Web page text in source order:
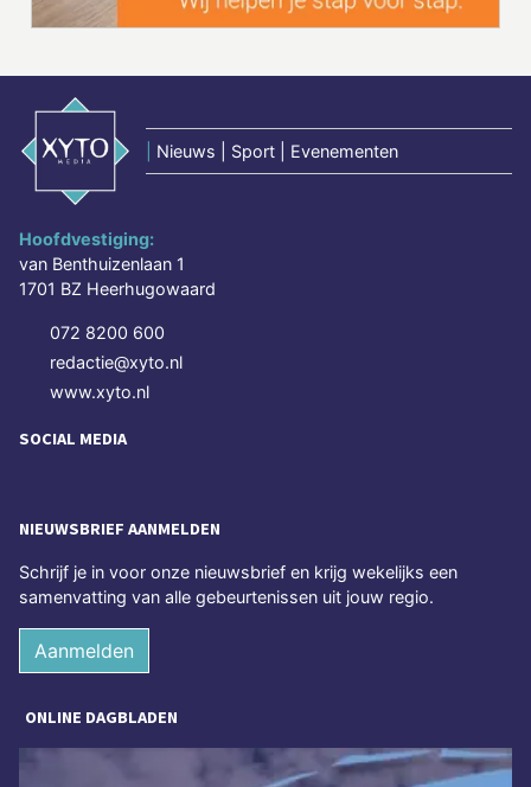
Nieuws | Sport | Evenementen
Hoofdvestiging:
van Benthuizenlaan 1
1701 BZ Heerhugowaard
072 8200 600
redactie@xyto.nl
www.xyto.nl
SOCIAL MEDIA
NIEUWSBRIEF AANMELDEN
Schrijf je in voor onze nieuwsbrief en krijg wekelijks een
samenvatting van alle gebeurtenissen uit jouw regio.
Aanmelden
ONLINE DAGBLADEN